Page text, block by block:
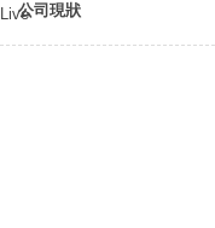
公司現狀
Live